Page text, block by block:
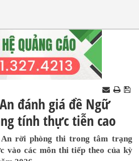
đánh giá đề Ngữ
tính thực tiễn cao
rời phòng thi trong tâm trạng
vào các môn thi tiếp theo của kỳ